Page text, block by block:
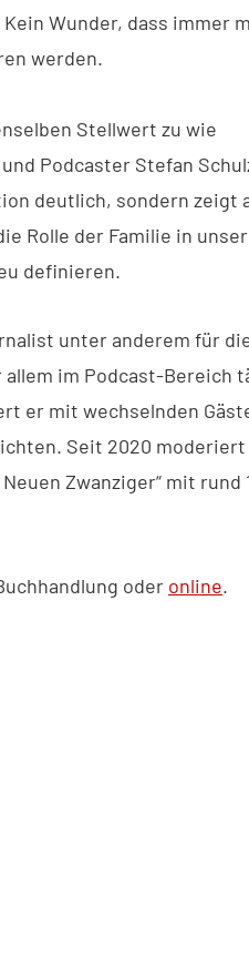
Wunder, dass immer
werden.
Stellwert zu wie
Podcaster Stefan
deutlich, sondern zeigt
Rolle der Familie in
definieren.
unter anderem für
im Podcast-Bereich
er mit wechselnden
Seit 2020 moderiert
Zwanziger“ mit rund
oder online.